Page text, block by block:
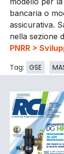
bancaria o
assicurativa.
nella sezione
PNRR >
Tag: GSE